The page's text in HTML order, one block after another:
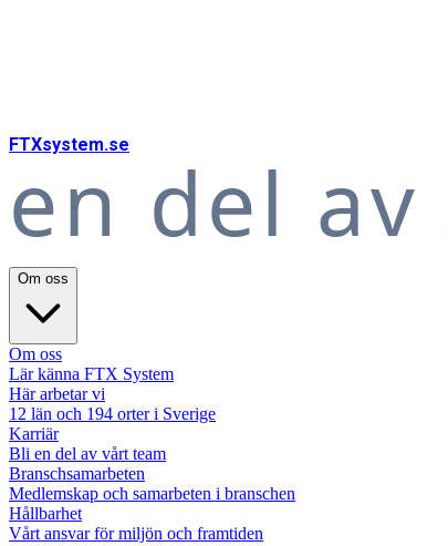
FTXsystem.se
en del av
Om oss
Om oss
Lär känna FTX System
Här arbetar vi
12 län och 194 orter i Sverige
Karriär
Bli en del av vårt team
Branschsamarbeten
Medlemskap och samarbeten i branschen
Hållbarhet
Vårt ansvar för miljön och framtiden